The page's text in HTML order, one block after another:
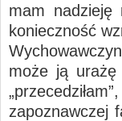
mam
konieczność
może ją urażę
zapoznawczej